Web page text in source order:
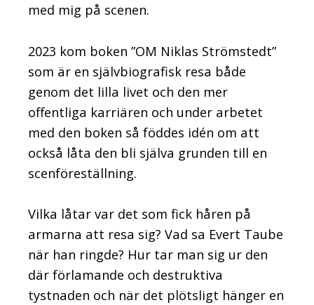
med mig på scenen.
2023 kom boken ”OM Niklas Strömstedt”
som är en självbiografisk resa både
genom det lilla livet och den mer
offentliga karriären och under arbetet
med den boken så föddes idén om att
också låta den bli själva grunden till en
scenföreställning.
Vilka låtar var det som fick håren på
armarna att resa sig? Vad sa Evert Taube
när han ringde? Hur tar man sig ur den
där förlamande och destruktiva
tystnaden och när det plötsligt hänger en